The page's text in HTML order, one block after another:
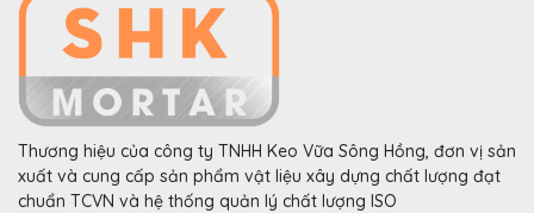
Thương hiệu của công ty TNHH Keo Vữa Sông Hồng, đơn vị sản
xuất và cung cấp sản phẩm vật liệu xây dựng chất lượng đạt
chuẩn TCVN và hệ thống quản lý chất lượng ISO